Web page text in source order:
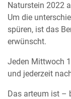
Naturstein 2022
Um die
spüren, ist das
erwünscht.
Jeden Mittwoch
und jederzeit
Das arteum ist –